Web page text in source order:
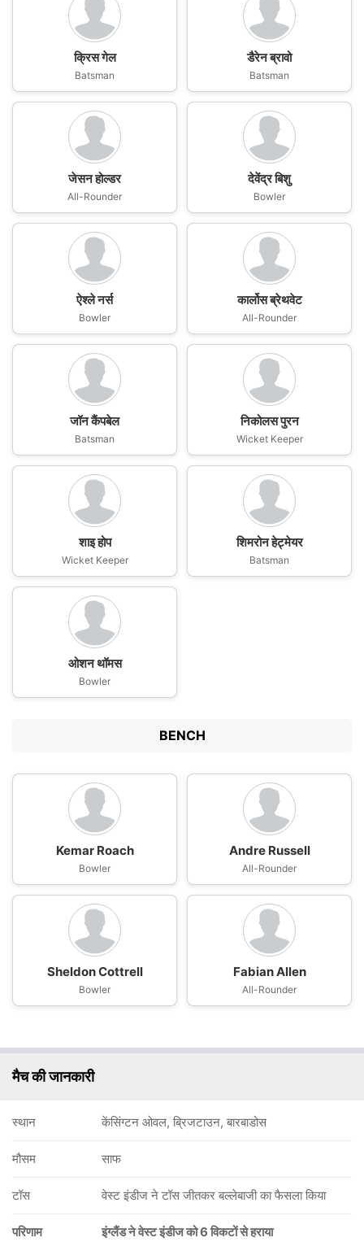
क्रिस गेल
Batsman
डैरेन ब्रावो
Batsman
जेसन होल्डर
All-Rounder
देवेंद्र बिशु
Bowler
ऐश्ले नर्स
Bowler
कार्लोस ब्रेथवेट
All-Rounder
जॉन कैंपबेल
Batsman
निकोलस पुरन
Wicket Keeper
शाइ होप
Wicket Keeper
शिमरोन हेट्मेयर
Batsman
ओशन थॉमस
Bowler
BENCH
Kemar Roach
Bowler
Andre Russell
All-Rounder
Sheldon Cottrell
Bowler
Fabian Allen
All-Rounder
मैच की जानकारी
स्थान केंसिंग्टन ओवल, ब्रिजटाउन, बारबाडोस
मौसम साफ
टॉस वेस्ट इंडीज ने टॉस जीतकर बल्लेबाजी का फैसला किया
परिणाम इंग्लैंड ने वेस्ट इंडीज को 6 विकटों से हराया